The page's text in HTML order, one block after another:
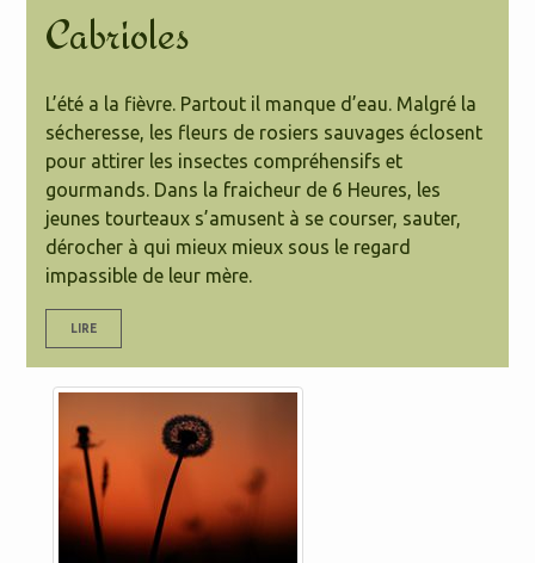
Cabrioles
L’été a la fièvre. Partout il manque d’eau. Malgré la
sécheresse, les fleurs de rosiers sauvages éclosent
pour attirer les insectes compréhensifs et
gourmands. Dans la fraicheur de 6 Heures, les
jeunes tourteaux s’amusent à se courser, sauter,
dérocher à qui mieux mieux sous le regard
impassible de leur mère.
LIRE